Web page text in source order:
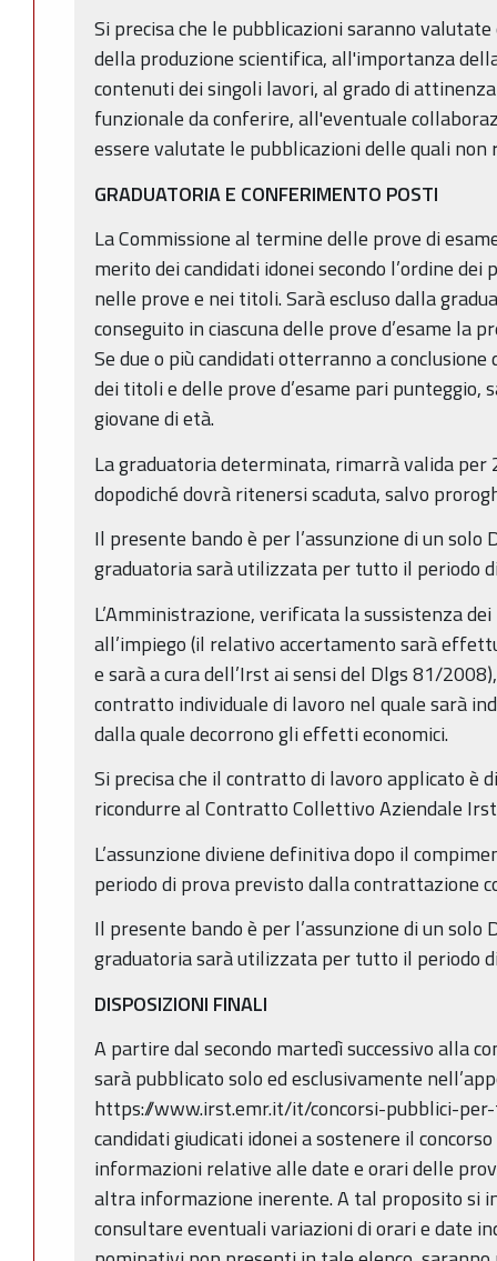
Si precisa che le pubblicazioni saranno
della produzione scientifica, all'importanza
contenuti dei singoli lavori, al grado di
funzionale da conferire, all'eventuale
essere valutate le pubblicazioni delle quali
GRADUATORIA E CONFERIMENTO POSTI
La Commissione al termine delle prove di
merito dei candidati idonei secondo l’ordine
nelle prove e nei titoli. Sarà escluso dalla
conseguito in ciascuna delle prove d’esame la
Se due o più candidati otterranno a
dei titoli e delle prove d’esame pari punteggio,
giovane di età.
La graduatoria determinata, rimarrà valida per
dopodiché dovrà ritenersi scaduta, salvo
Il presente bando è per l’assunzione di un solo
graduatoria sarà utilizzata per tutto il periodo
L’Amministrazione, verificata la sussistenza
all’impiego (il relativo accertamento sarà
e sarà a cura dell’Irst ai sensi del Dlgs 81/
contratto individuale di lavoro nel quale sarà
dalla quale decorrono gli effetti economici.
Si precisa che il contratto di lavoro applicato è
ricondurre al Contratto Collettivo Aziendale
L’assunzione diviene definitiva dopo il
periodo di prova previsto dalla contrattazione
Il presente bando è per l’assunzione di un solo
graduatoria sarà utilizzata per tutto il periodo
DISPOSIZIONI FINALI
A partire dal secondo martedì successivo alla
sarà pubblicato solo ed esclusivamente
https://www.irst.emr.it/it/concorsi-pubblici-
candidati giudicati idonei a sostenere il
informazioni relative alle date e orari delle
altra informazione inerente. A tal proposito si
consultare eventuali variazioni di orari e date